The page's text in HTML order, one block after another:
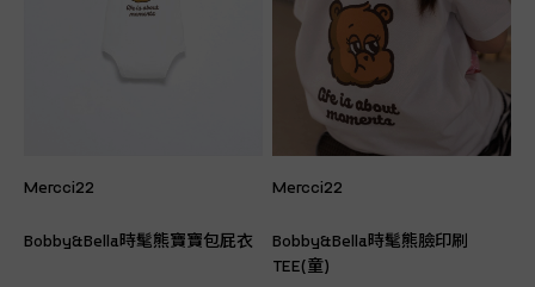
Mercci22
Bobby&Bella時髦熊寶寶包屁衣
Mercci22
Bobby&Bella時髦熊臉印刷
TEE(童)